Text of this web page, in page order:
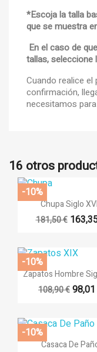
*Escoja la talla
que se muestra
En el caso de
tallas, seleccione
Cuando realice el
confirmación,
necesitamos
16 otros
 Vista
Chupa Siglo
181,50 €
-10%
 Vista
Zapatos Hombre
108,90 €
-10%
 Vista
Casaca De
-10%